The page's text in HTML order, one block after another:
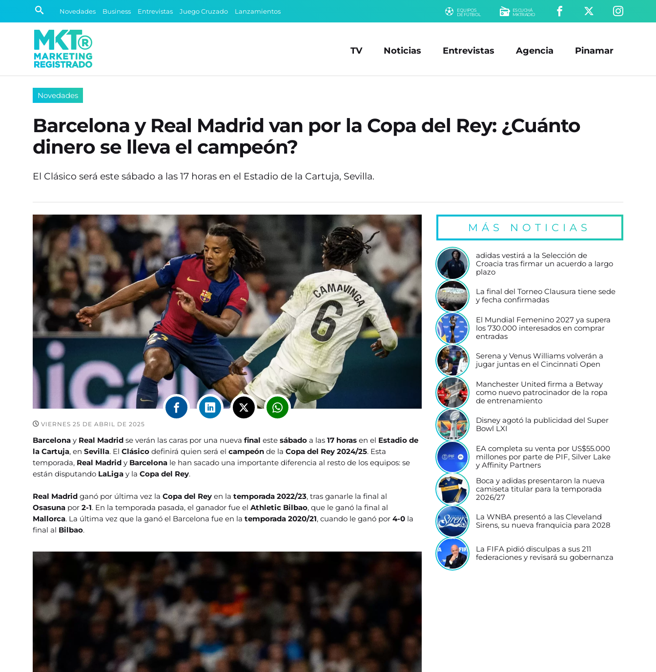
Novedades Business Entrevistas Juego Cruzado Lanzamientos
EQUIPOS
DE FÚTBOL
ESCUCHÁ
MKTRADIO
TV Noticias Entrevistas Agencia Pinamar
Novedades
Barcelona y Real Madrid van por la Copa del Rey: ¿Cuánto
dinero se lleva el campeón?
El Clásico será este sábado a las 17 horas en el Estadio de la Cartuja, Sevilla.
VIERNES 25 DE ABRIL DE 2025
Barcelona y Real Madrid se verán las caras por una nuevafinal estesábado a las17 horas en el Estadio de
la Cartuja, enSevilla. ElClásico definirá quien será elcampeón de laCopa del Rey 2024/25. Esta
temporada, Real Madrid y Barcelona le han sacado una importante diferencia al resto de los equipos: se
están disputando LaLiga y laCopa del Rey.
Real Madrid ganó por última vez laCopa del Rey en latemporada 2022/23, tras ganarle la final al
Osasuna por2-1. En la temporada pasada, el ganador fue elAthletic Bilbao, que le ganó la final al
Mallorca. La última vez que la ganó el Barcelona fue en latemporada 2020/21, cuando le ganó por4-0 la
final al Bilbao.
MÁS NOTICIAS
adidas vestirá a la Selección de
Croacia tras firmar un acuerdo a largo
plazo
La final del Torneo Clausura tiene sede
y fecha confirmadas
El Mundial Femenino 2027 ya supera
los 730.000 interesados en comprar
entradas
Serena y Venus Williams volverán a
jugar juntas en el Cincinnati Open
Manchester United firma a Betway
como nuevo patrocinador de la ropa
de entrenamiento
Disney agotó la publicidad del Super
Bowl LXI
EA completa su venta por US$55.000
millones por parte de PIF, Silver Lake
y Affinity Partners
Boca y adidas presentaron la nueva
camiseta titular para la temporada
2026/27
La WNBA presentó a las Cleveland
Sirens, su nueva franquicia para 2028
La FIFA pidió disculpas a sus 211
federaciones y revisará su gobernanza